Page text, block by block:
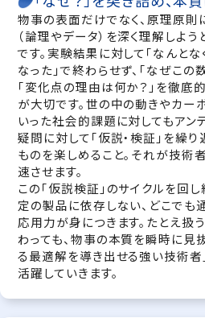
物事の表面だけでなく、原理原則
（論理やデータ）を深く理解しよ
です。実験結果に対して「なんとな
なった」で終わらせず、「なぜこの
「変化点の理由は何か？」を徹底
が大切です。世の中の動きやカー
いった社会的課題に対してもアン
疑問に対して「仮説・検証」を繰
ものを楽しめること。それが技術
速させます。
この「仮説検証」のサイクルを回
定の製品に依存しない、どこでも
応用力が身につきます。たとえ扱
わっても、物事の本質を瞬時に見
る最適解を導き出せる強い技術者
活躍していきます。